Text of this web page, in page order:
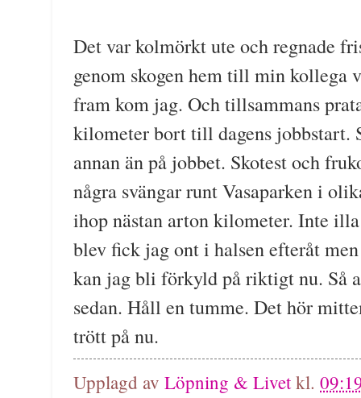
Det var kolmörkt ute och regnade
genom skogen hem till min kollega
fram kom jag. Och tillsammans
kilometer bort till dagens jobbstart.
annan än på jobbet. Skotest och
några svängar runt Vasaparken i
ihop nästan arton kilometer. Inte
blev fick jag ont i halsen efteråt
kan jag bli förkyld på riktigt nu. Så
sedan. Håll en tumme. Det hör
trött på nu.
Upplagd av Löpning & Livet kl.